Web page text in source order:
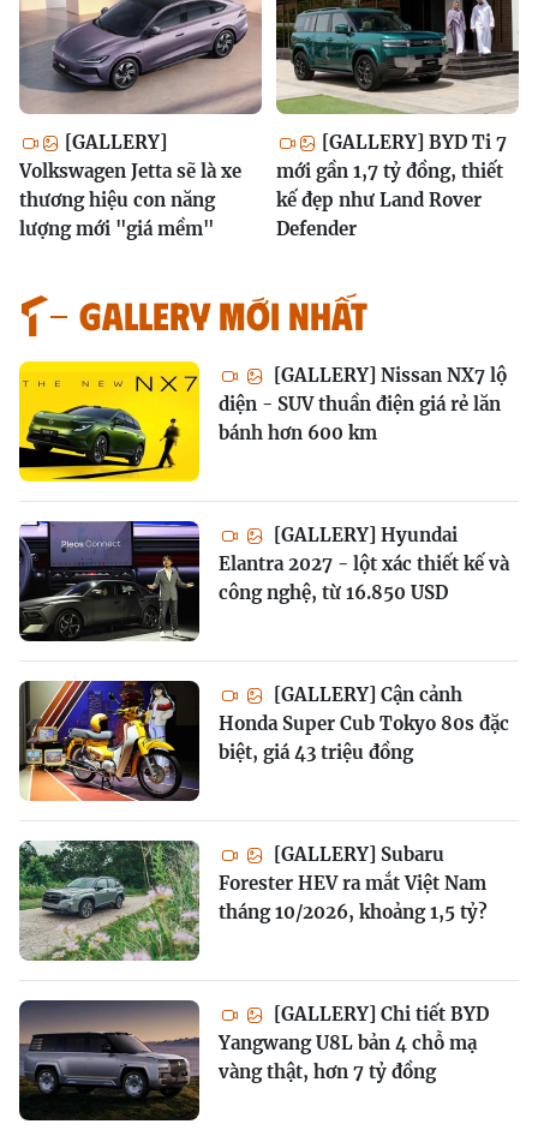
[GALLERY]
Volkswagen Jetta sẽ là xe
thương hiệu con năng
lượng mới "giá mềm"
[GALLERY] BYD Ti 7
mới gần 1,7 tỷ đồng, thiết
kế đẹp như Land Rover
Defender
GALLERY MỚI NHẤT
[GALLERY] Nissan NX7 lộ
diện - SUV thuần điện giá rẻ lăn
bánh hơn 600 km
[GALLERY] Hyundai
Elantra 2027 - lột xác thiết kế và
công nghệ, từ 16.850 USD
[GALLERY] Cận cảnh
Honda Super Cub Tokyo 80s đặc
biệt, giá 43 triệu đồng
[GALLERY] Subaru
Forester HEV ra mắt Việt Nam
tháng 10/2026, khoảng 1,5 tỷ?
[GALLERY] Chi tiết BYD
Yangwang U8L bản 4 chỗ mạ
vàng thật, hơn 7 tỷ đồng